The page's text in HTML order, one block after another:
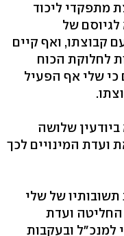
מתפקדי ליכוד
של
קבוצתו, ואף קיים
לחלוקת הכוח
כי שלי אף הפעיל
שלושה
ועדת המינויים לכך
את תשובותיו של שלי
החליטה ועדת
למנכ"ל ובעקבות